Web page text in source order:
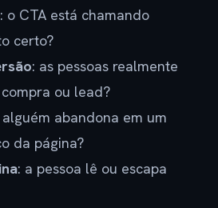
: o CTA está chamando
certo?
: as pessoas realmente
ou lead?
alguém abandona em um
da página?
: a pessoa lê ou escapa